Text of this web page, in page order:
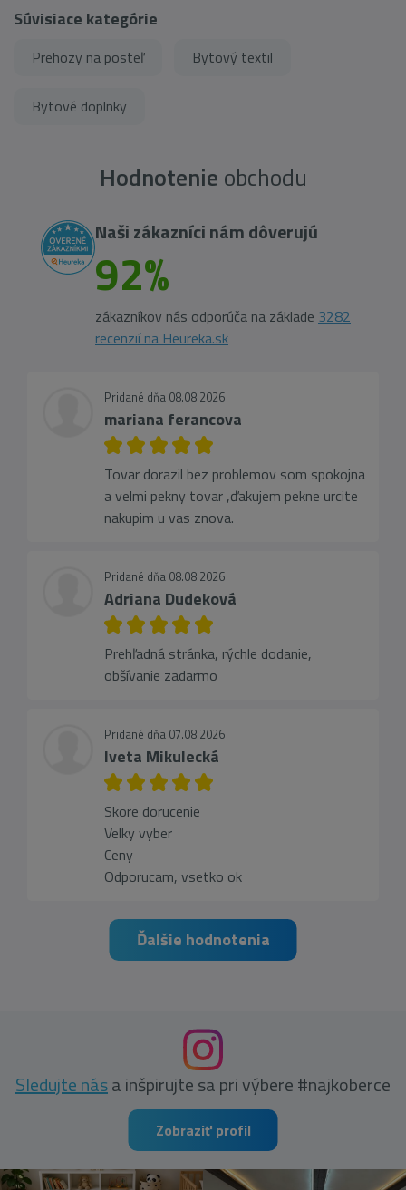
Súvisiace kategórie
Prehozy na posteľ Bytový textil
Bytové doplnky
Hodnotenie obchodu
Naši zákazníci nám dôverujú
92%
zákazníkov nás odporúča na základe 3282
recenzií na Heureka.sk
Pridané dňa 08.08.2026
mariana ferancova
Tovar dorazil bez problemov som spokojna
a velmi pekny tovar ,ďakujem pekne urcite
nakupim u vas znova.
Pridané dňa 08.08.2026
Adriana Dudeková
Prehľadná stránka, rýchle dodanie,
obšívanie zadarmo
Pridané dňa 07.08.2026
Iveta Mikulecká
Skore dorucenie
Velky vyber
Ceny
Odporucam, vsetko ok
Ďalšie hodnotenia
Sledujte nása inšpirujte sa pri výbere #najkoberce
Zobraziť profil